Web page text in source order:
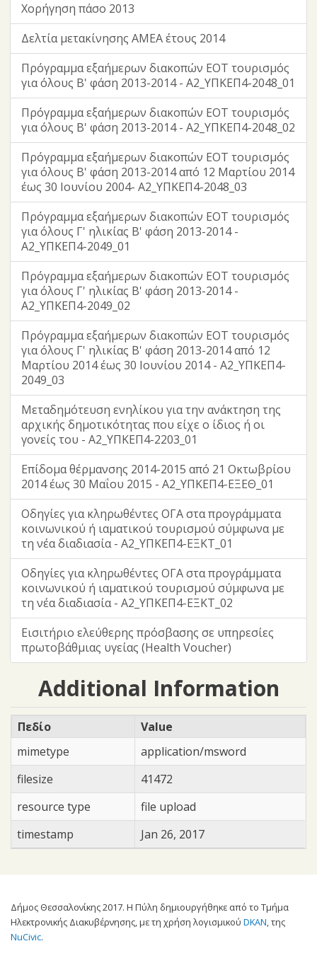
Χορήγηση πάσο 2013
Δελτία μετακίνησης ΑΜΕΑ έτους 2014
Πρόγραμμα εξαήμερων διακοπών ΕΟΤ τουρισμός
για όλους Β' φάση 2013-2014 - Α2_ΥΠΚΕΠ4-2048_01
Πρόγραμμα εξαήμερων διακοπών ΕΟΤ τουρισμός
για όλους Β' φάση 2013-2014 - Α2_ΥΠΚΕΠ4-2048_02
Πρόγραμμα εξαήμερων διακοπών ΕΟΤ τουρισμός
για όλους Β' φάση 2013-2014 από 12 Μαρτίου 2014
έως 30 Ιουνίου 2004- Α2_ΥΠΚΕΠ4-2048_03
Πρόγραμμα εξαήμερων διακοπών ΕΟΤ τουρισμός
για όλους Γ' ηλικίας Β' φάση 2013-2014 -
Α2_ΥΠΚΕΠ4-2049_01
Πρόγραμμα εξαήμερων διακοπών ΕΟΤ τουρισμός
για όλους Γ' ηλικίας Β' φάση 2013-2014 -
Α2_ΥΠΚΕΠ4-2049_02
Πρόγραμμα εξαήμερων διακοπών ΕΟΤ τουρισμός
για όλους Γ' ηλικίας Β' φάση 2013-2014 από 12
Μαρτίου 2014 έως 30 Ιουνίου 2014 - Α2_ΥΠΚΕΠ4-
2049_03
Μεταδημότευση ενηλίκου για την ανάκτηση της
αρχικής δημοτικότητας που είχε ο ίδιος ή οι
γονείς του - Α2_ΥΠΚΕΠ4-2203_01
Επίδομα θέρμανσης 2014-2015 από 21 Οκτωβρίου
2014 έως 30 Μαΐου 2015 - Α2_ΥΠΚΕΠ4-ΕΞΕΘ_01
Οδηγίες για κληρωθέντες ΟΓΑ στα προγράμματα
κοινωνικού ή ιαματικού τουρισμού σύμφωνα με
τη νέα διαδιασία - Α2_ΥΠΚΕΠ4-ΕΞΚΤ_01
Οδηγίες για κληρωθέντες ΟΓΑ στα προγράμματα
κοινωνικού ή ιαματικού τουρισμού σύμφωνα με
τη νέα διαδιασία - Α2_ΥΠΚΕΠ4-ΕΞΚΤ_02
Εισιτήριο ελεύθερης πρόσβασης σε υπηρεσίες
πρωτοβάθμιας υγείας (Health Voucher)
Additional Information
Πεδίο
Value
mimetype
application/msword
filesize
41472
resource type
file upload
timestamp
Jan 26, 2017
Δήμος Θεσσαλονίκης 2017. Η Πύλη δημιουργήθηκε από το Τμήμα
Ηλεκτρονικής Διακυβέρνησης, με τη χρήση λογισμικού DKAN, της
NuCivic.